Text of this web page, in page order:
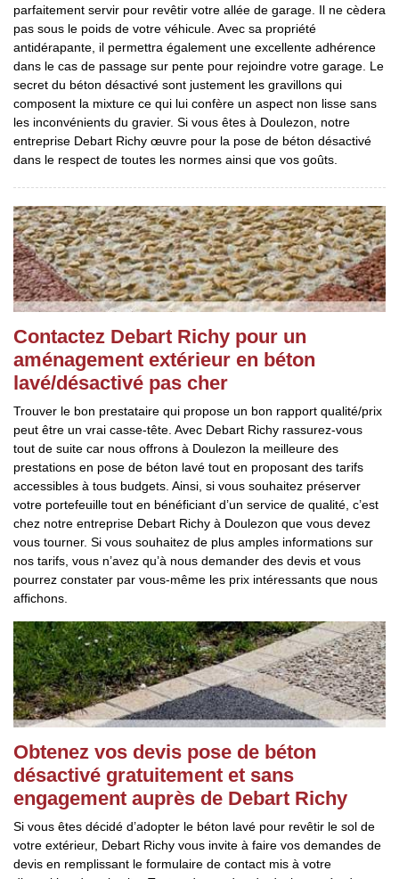
parfaitement servir pour revêtir votre allée de garage. Il ne cèdera
pas sous le poids de votre véhicule. Avec sa propriété
antidérapante, il permettra également une excellente adhérence
dans le cas de passage sur pente pour rejoindre votre garage. Le
secret du béton désactivé sont justement les gravillons qui
composent la mixture ce qui lui confère un aspect non lisse sans
les inconvénients du gravier. Si vous êtes à Doulezon, notre
entreprise Debart Richy œuvre pour la pose de béton désactivé
dans le respect de toutes les normes ainsi que vos goûts.
Contactez Debart Richy pour un
aménagement extérieur en béton
lavé/désactivé pas cher
Trouver le bon prestataire qui propose un bon rapport qualité/prix
peut être un vrai casse-tête. Avec Debart Richy rassurez-vous
tout de suite car nous offrons à Doulezon la meilleure des
prestations en pose de béton lavé tout en proposant des tarifs
accessibles à tous budgets. Ainsi, si vous souhaitez préserver
votre portefeuille tout en bénéficiant d’un service de qualité, c’est
chez notre entreprise Debart Richy à Doulezon que vous devez
vous tourner. Si vous souhaitez de plus amples informations sur
nos tarifs, vous n’avez qu’à nous demander des devis et vous
pourrez constater par vous-même les prix intéressants que nous
affichons.
Obtenez vos devis pose de béton
désactivé gratuitement et sans
engagement auprès de Debart Richy
Si vous êtes décidé d’adopter le béton lavé pour revêtir le sol de
votre extérieur, Debart Richy vous invite à faire vos demandes de
devis en remplissant le formulaire de contact mis à votre